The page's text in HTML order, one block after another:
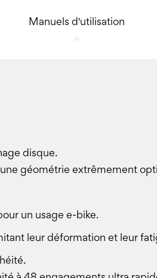
Manuels d'utilisation
disque.
géométrie extrêmement
un usage e-bike.
leur déformation et leur